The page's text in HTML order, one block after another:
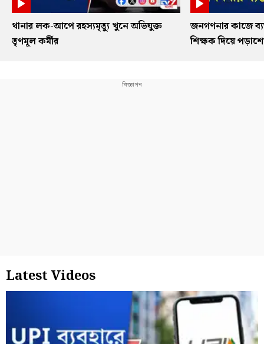
থানার লক-আপে রহস্যমৃত্যু খুনে অভিযুক্ত
তৃণমূল কর্মীর
জনগণনার কাজে
শিক্ষক দিয়ে
Latest Videos